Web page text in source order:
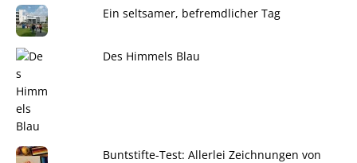
Ein seltsamer, befremdlicher Tag
Des Himmels Blau
Buntstifte-Test: Allerlei Zeichnungen von